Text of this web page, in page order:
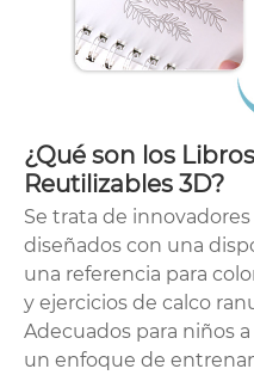
¿Qué son los
Reutilizables 3D?
Se trata de
diseñados con una
una referencia para
y ejercicios de calco
Adecuados para niños
un enfoque de